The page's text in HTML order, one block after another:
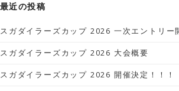
最近の投稿
スガダイラーズカップ 2026 一次エントリー
スガダイラーズカップ 2026 大会概要
スガダイラーズカップ 2026 開催決定！！！